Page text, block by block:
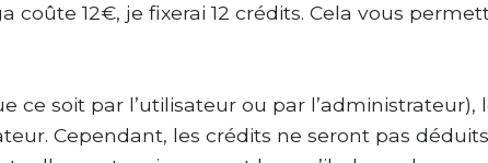
coûte 12€, je fixerai 12 crédits. Cela vous
ce soit par l’utilisateur ou par l’administrateur),
Cependant, les crédits ne seront pas déduits